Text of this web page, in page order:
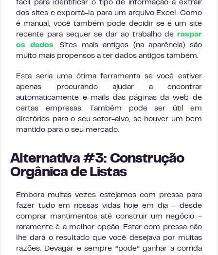
fácil para identificar o tipo de informação a extrair
dos sites e exportá-la para um arquivo Excel. Como
é manual, você também pode decidir se é um site
recente para sequer se dar ao trabalho de raspar
os dados. Sites mais antigos (na aparência) são
muito mais propensos a ter dados antigos também.
Esta seria uma ótima ferramenta se você estiver
apenas procurando ajudar a encontrar
automaticamente e-mails das páginas da web de
certas empresas. Também pode ser útil em
diretórios para o seu setor-alvo, se houver um bem
mantido para o seu mercado.
Alternativa #3: Construção
Orgânica de Listas
Embora muitas vezes estejamos com pressa para
fazer tudo em nossas vidas hoje em dia – desde
comprar mantimentos até construir um negócio –
raramente é a melhor opção. Estar com pressa não
lhe dará o resultado que você desejava por muitas
razões. Devagar e sempre *pode* ganhar a corrida